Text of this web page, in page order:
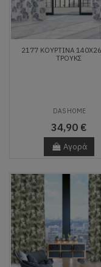
2177 ΚΟΥΡΤΙΝΑ
ΤΡΟΥΚΣ
DAS HOME
34,90 €
Αγορά